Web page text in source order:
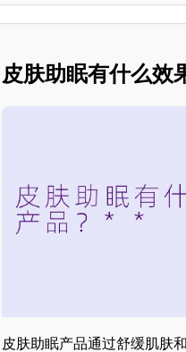
皮肤助眠有什么效
皮肤助眠产品通过舒缓肌肤